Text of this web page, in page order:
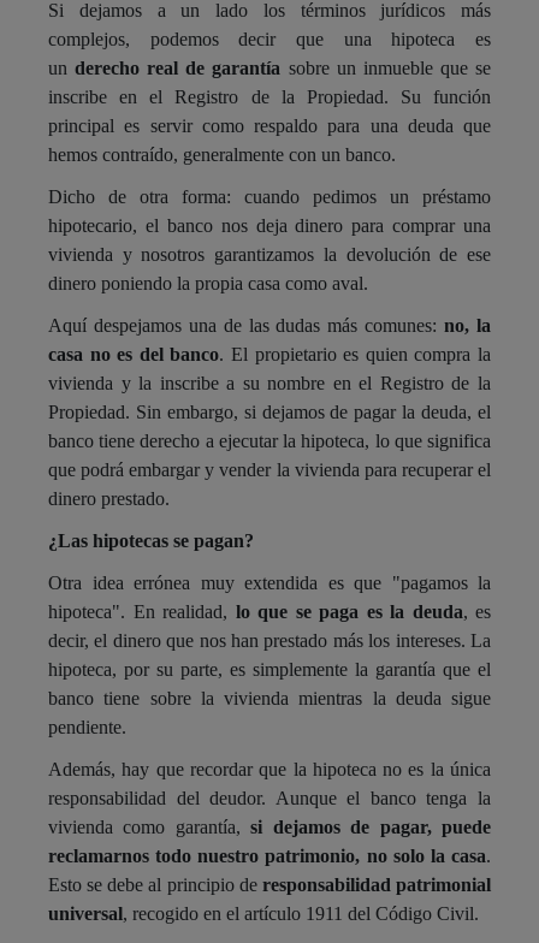
Si dejamos a un lado los términos jurídicos más
complejos, podemos decir que una hipoteca es
underecho real de garantía sobre un inmueble que se
inscribe en el Registro de la Propiedad. Su función
principal es servir como respaldo para una deuda que
hemos contraído, generalmente con un banco.
Dicho de otra forma: cuando pedimos un préstamo
hipotecario, el banco nos deja dinero para comprar una
vivienda y nosotros garantizamos la devolución de ese
dinero poniendo la propia casa como aval.
Aquí despejamos una de las dudas más comunes:no, la
casa no es del banco. El propietario es quien compra la
vivienda y la inscribe a su nombre en el Registro de la
Propiedad. Sin embargo, si dejamos de pagar la deuda, el
banco tiene derecho a ejecutar la hipoteca, lo que significa
que podrá embargar y vender la vivienda para recuperar el
dinero prestado.
¿Las hipotecas se pagan?
Otra idea errónea muy extendida es que "pagamos la
hipoteca". En realidad, lo que se paga es la deuda, es
decir, el dinero que nos han prestado más los intereses. La
hipoteca, por su parte, es simplemente la garantía que el
banco tiene sobre la vivienda mientras la deuda sigue
pendiente.
Además, hay que recordar que la hipoteca no es la única
responsabilidad del deudor. Aunque el banco tenga la
vivienda como garantía,si dejamos de pagar, puede
reclamarnos todo nuestro patrimonio, no solo la casa.
Esto se debe al principio de responsabilidad patrimonial
universal, recogido en el artículo 1911 del Código Civil.